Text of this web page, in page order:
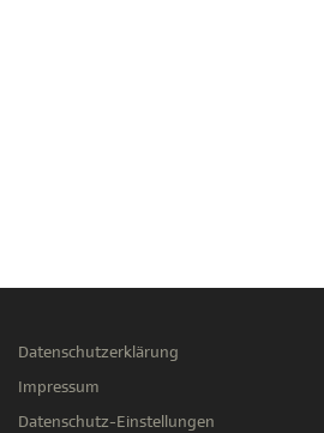
Datenschutzerklärung
Impressum
Datenschutz-Einstellungen